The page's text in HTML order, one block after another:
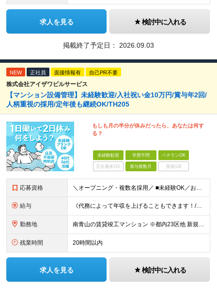
求人を見る 検討中に入れる
掲載終了予定日： 2026.09.03
NEW 正社員 面接情報有 自己PR不要
株式会社アイザワビルサービス
【マンション設備管理】未経験歓迎/入社祝い金10万円/賞与年2回/
人柄重視の採用/定年後も継続OK/TH205
もしも月の半分が休みだったら、あなたは何す
る？
未経験歓迎 学歴不問 ベテランOK
完全週休2日 賞与複数月 面接1回
応募資格 ＼オープニング・複数名採用／ ■未経験OK／お人柄を重視します！ ■高卒以上 ■60歳未満の方(定年年齢による理由) ＜長く安心して働きやすい＞ 当社では現在20代～60代の管理スタッフが活躍中！
給与 《代務によって年収を上げることもできます！/想定年収330万円》 ■月給22万円以上＋賞与年2回(2カ月/2025年実績)＋時間外手当＋資格手当＋役職手当＋交通費（夜勤のみ） ………… ≪昇給、賞与、
勤務地 南青山の賃貸竣工マンション ※都内23区他 新規受託物件につき、オープニングの募集です！ 入社時期はご相談可能です！ 【本社/面接地】 東京都新宿区西新宿2丁目6番1号 新宿住友ビル4階 ※(変
残業時間 20時間以内
求人を見る 検討中に入れる